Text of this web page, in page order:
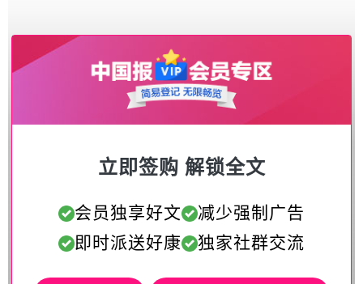
立即签购 解锁全文
会员独享好文
减少强制广告
即时派送好康
独家社群交流